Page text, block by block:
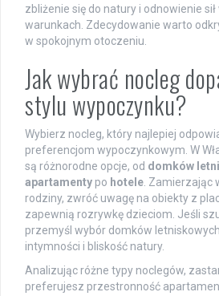
zbliżenie się do natury i odnowienie
warunkach. Zdecydowanie warto
w spokojnym otoczeniu.
Jak wybrać nocleg
stylu wypoczynku?
Wybierz nocleg, który najlepiej
preferencjom wypoczynkowym. W
są różnorodne opcje, od domków
apartamenty po hotele .
rodziny, zwróć uwagę na obiekty z
zapewnią rozrywkę dzieciom. Jeśli
przemyśl wybór domków
intymności i bliskość natury.
Analizując różne typy noclegów,
preferujesz przestronność